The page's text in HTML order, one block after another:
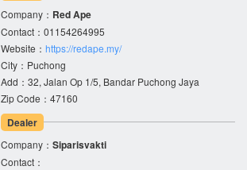
Company： Red Ape
Contact：01154264995
Website： https://redape.my/
City：Puchong
Add：32, Jalan Op 1/5, Bandar Puchong Jaya
Zip Code：47160
Dealer
Company： Siparisvakti
Contact：